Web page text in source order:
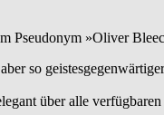
Pseudonym »Oliver
so
über alle